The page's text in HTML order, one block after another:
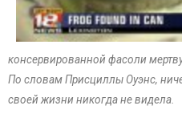
консервированной фасоли
По словам Присциллы Оуэнс,
своей жизни никогда не видела.